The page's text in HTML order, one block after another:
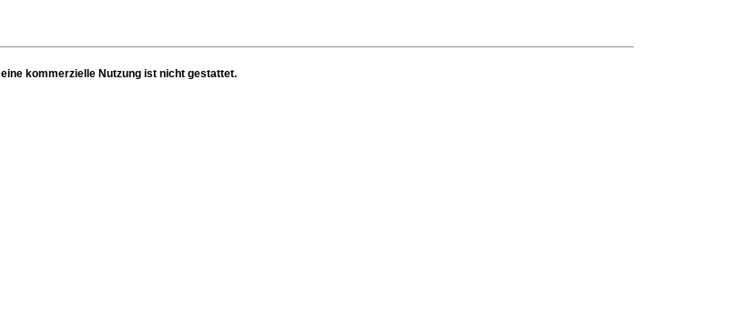
eine kommerzielle Nutzung ist nicht gestattet.